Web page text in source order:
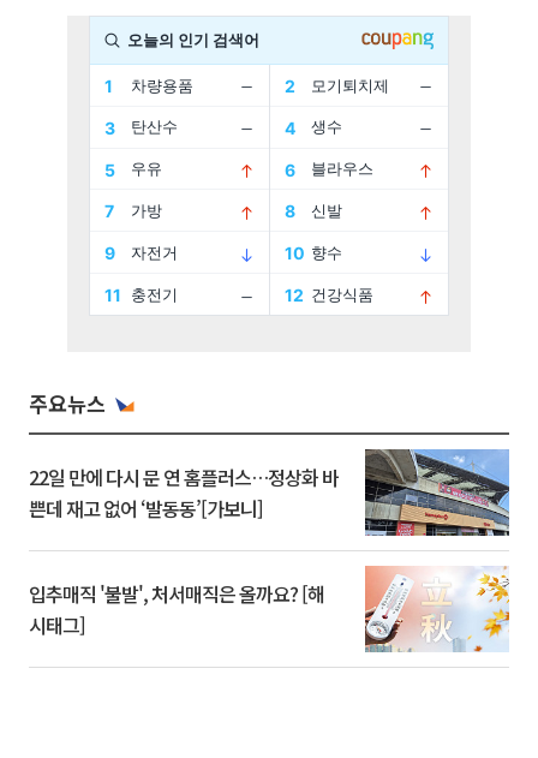
주요뉴스
22일 만에 다시 문 연 홈플러스…정상화 바
쁜데 재고 없어 ‘발동동’[가보니]
입추매직 '불발', 처서매직은 올까요? [해
시태그]